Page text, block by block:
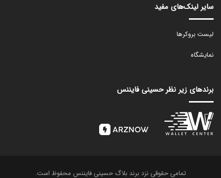
سایر لینک‌های مفید
لیست بروکرها
نمایشگاه
برندهای زیر نظر حسینی فایننس
تمامی حقوقی نزد برند بلاگ حسینی فایننس محفوظ است.